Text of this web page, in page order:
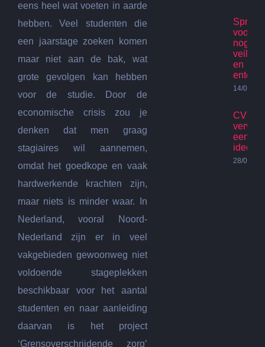
eens heel wat voeten in aarde
hebben. Veel studenten die
een jaarstage zoeken komen
maar niet aan de bak, wat
grote gevolgen kan hebben
voor de studie. Door de
economische crisis zou je
denken dat men graag
stagiaires wil aannemen,
omdat het goedkope en vaak
hardwerkende krachten zijn,
maar niets is minder waar. In
Nederland, vooral Noord-
Nederland zijn er in veel
vakgebieden gewoonweg niet
voldoende stageplekken
beschikbaar voor het aantal
studenten en naar aanleiding
daarvan is het project
‘Grensoverschrijdende zorg’
voor
nog
veilig
en
14/07/
CV
een
idee?
28/06/